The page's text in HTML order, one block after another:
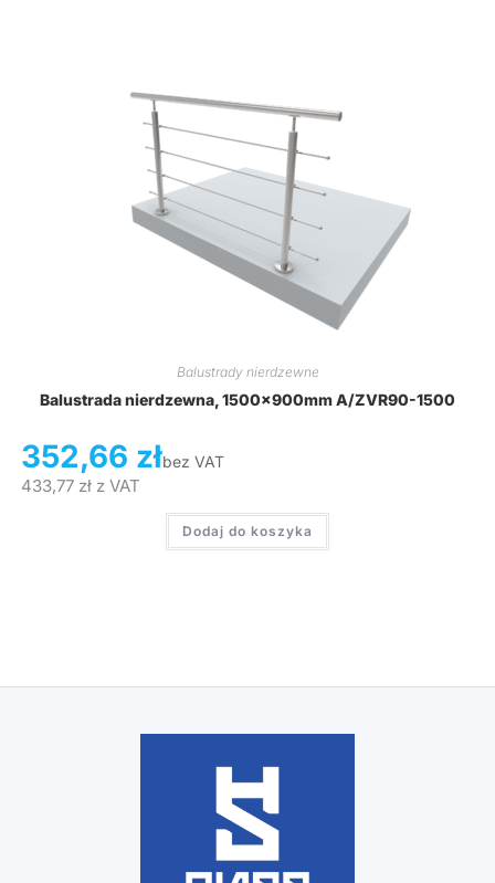
Balustrady nierdzewne
Balustrada nierdzewna, 1500x900mm A/ZVR90-1500
352,66 złbez VAT
433,77 złz VAT
Dodaj do koszyka